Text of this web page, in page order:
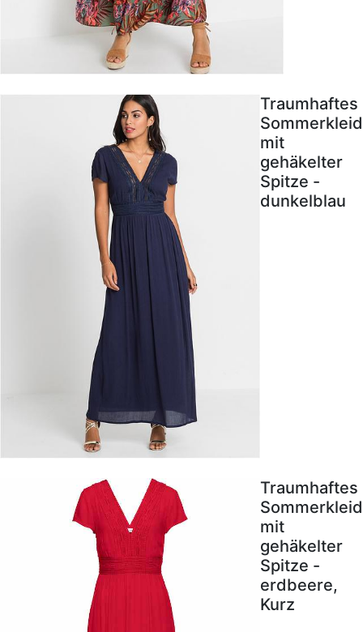
Traumhaftes
Sommerkleid
mit
gehäkelter
Spitze -
dunkelblau
Traumhaftes
Sommerkleid
mit
gehäkelter
Spitze -
erdbeere,
Kurz